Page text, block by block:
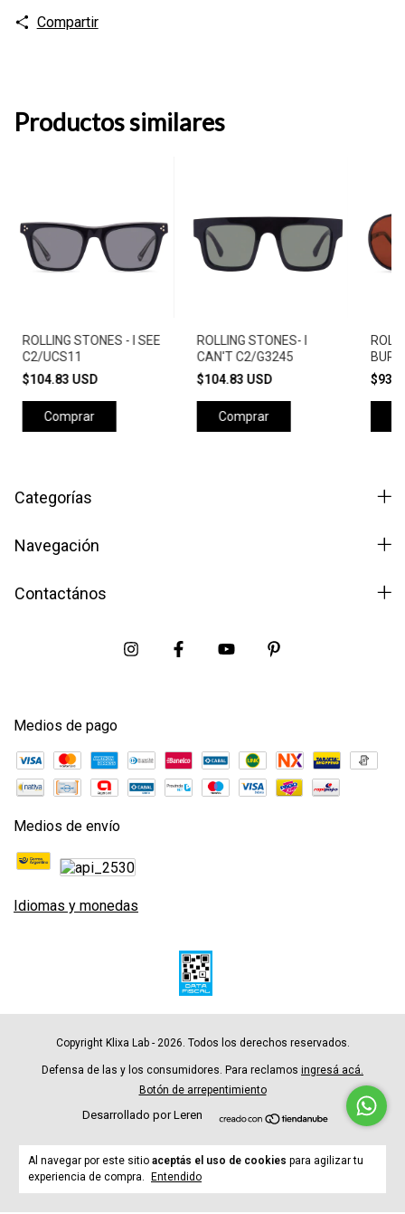
Al navegar por este sitio aceptás el uso de cookies para agilizar tu
experiencia de compra.
Entendido
Compartir
Productos similares
ROLLING STONES - I SEE
C2/UCS11
$104.83 USD
Comprar
ROLLING STONES- I
CAN'T C2/G3245
$104.83 USD
Comprar
Categorías
Navegación
Contactános
Medios de pago
Medios de envío
Idiomas y monedas
Copyright Klixa Lab - 2026. Todos los derechos reservados.
Defensa de las y los consumidores. Para reclamos ingresá acá.
Botón de arrepentimiento
Desarrollado por Leren